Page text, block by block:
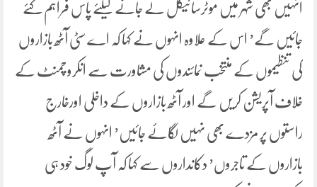
انہیں بھی شہر میں موٹرسائیکل لے جانے کیلئے پاس فراہم کئے
جائیں گے’ اس کے علاوہ انہوں نے کہا کہ اے سٹی آٹھ بازاروں
کی تنظیموں کے منتخب نمائندوں کی مشاورت سے انکروچمنٹ کے
خلاف آپریشن کریں گے اور آٹھ بازاروں کے داخلی اورخارج
راستوں پر مزدے بھی نہیں لگائے جائیں’ انہوں نے آٹھ
بازاروں کے تاجروں’ دکانداروں سے کہا کہ آپ لوگ خود ہی